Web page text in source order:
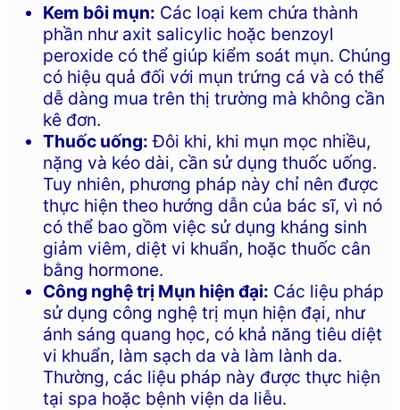
Kem bôi mụn: Các loại kem chứa thành
phần như axit salicylic hoặc benzoyl
peroxide có thể giúp kiểm soát mụn. Chúng
có hiệu quả đối với mụn trứng cá và có thể
dễ dàng mua trên thị trường mà không cần
kê đơn.
Thuốc uống: Đôi khi, khi mụn mọc nhiều,
nặng và kéo dài, cần sử dụng thuốc uống.
Tuy nhiên, phương pháp này chỉ nên được
thực hiện theo hướng dẫn của bác sĩ, vì nó
có thể bao gồm việc sử dụng kháng sinh
giảm viêm, diệt vi khuẩn, hoặc thuốc cân
bằng hormone.
Công nghệ trị Mụn hiện đại: Các liệu pháp
sử dụng công nghệ trị mụn hiện đại, như
ánh sáng quang học, có khả năng tiêu diệt
vi khuẩn, làm sạch da và làm lành da.
Thường, các liệu pháp này được thực hiện
tại spa hoặc bệnh viện da liễu.